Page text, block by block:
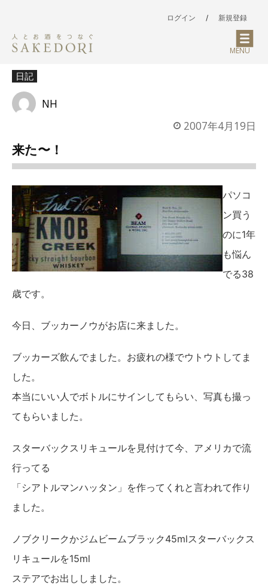
ログイン / 新規登録
MENU
日記
NH
2007年4月19日
来た〜！
パソコ
ン買う
のに1年
も悩ん
でる38
歳です。
今日、ブッカーノウがお店に来ました。
ブッカーズ飲んでました。お疲れの様でウトウトしてま
した。
本当にいい人でボトルにサインしてもらい、写真も撮っ
てもらいました。
スターバックスリキュールを見付けて今、アメリカで流
行ってる
「シアトルマンハッタン」を作ってくれと言われて作り
ました。
ノブクリークかジムビームブラック45mlスターバックス
リキュールを15ml
ステアでお出ししました。